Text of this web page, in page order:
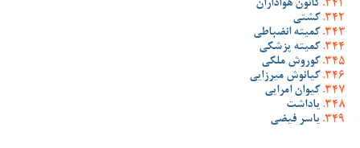
کانون هواداران
کشتی
کمیته انضباطی
کمیته پزشکی
کوروش ملکی
کیانوش میرزایی
کیوان امرایی
یاداشت
یاسر فیضی